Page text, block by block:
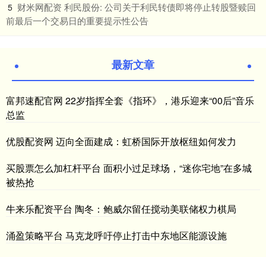
5 ​财米网配资 利民股份: 公司关于利民转债即将停止转股暨赎回
前最后一个交易日的重要提示性公告
最新文章
富邦速配官网 22岁指挥全套《指环》，港乐迎来“00后”音乐
总监
优股配资网 迈向全面建成：虹桥国际开放枢纽如何发力
买股票怎么加杠杆平台 面积小过足球场，“迷你宅地”在多城
被热抢
牛来乐配资平台 陶冬：鲍威尔留任搅动美联储权力棋局
涌盈策略平台 马克龙呼吁停止打击中东地区能源设施